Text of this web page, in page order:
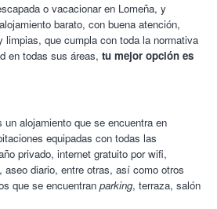
o vacacionar en Lomeña, y
barato, con buena atención,
limpias, que cumpla con toda la normativa
en todas sus áreas, tu mejor opción es
alojamiento que se encuentra en
equipadas con todas las
privado, internet gratuito por wifi,
aseo diario, entre otras, así como otros
que se encuentran parking, terraza, salón